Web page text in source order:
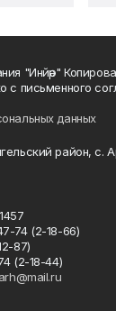
"Инйәр"
с письменного
данных
район, с.
74 (2-18-66)
87)
(2-18-44)